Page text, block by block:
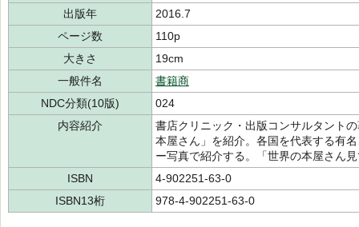
出版年
2016.7
ページ数
110p
大きさ
19cm
一般件名
書籍商
NDC分類(10版)
024
内容紹介
書店クリニック・出版コンサルタント
本屋さん」を紹介。各国を代表する有
ー写真で紹介する。「世界の本屋さん
ISBN
4-902251-63-0
ISBN13桁
978-4-902251-63-0